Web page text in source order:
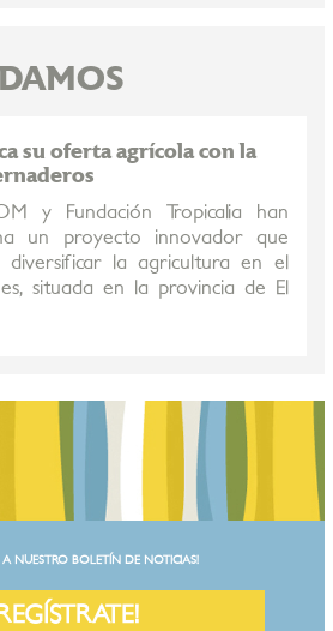
su oferta agrícola con la
y Fundación Tropicalia han
un proyecto innovador que
diversificar la agricultura en el
situada en la provincia de El
A NUESTRO BOLETÍN DE NOTICIAS!